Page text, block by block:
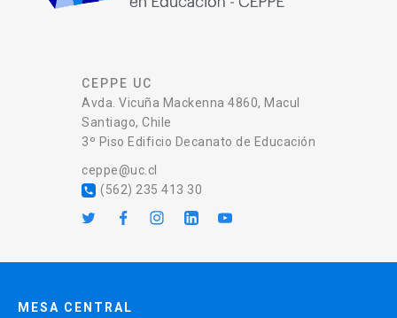
CEPPE UC
Avda. Vicuña Mackenna 4860, Macul
Santiago, Chile
3º Piso Edificio Decanato de Educación
ceppe@uc.cl
local_phone (562) 235 413 30
MESA CENTRAL